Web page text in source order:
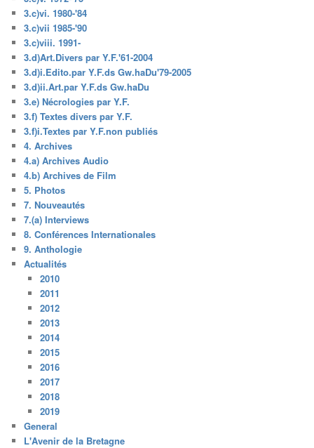
3.c)vi. 1980-'84
3.c)vii 1985-'90
3.c)viii. 1991-
3.d)Art.Divers par Y.F.'61-2004
3.d)i.Edito.par Y.F.ds Gw.haDu'79-2005
3.d)ii.Art.par Y.F.ds Gw.haDu
3.e) Nécrologies par Y.F.
3.f) Textes divers par Y.F.
3.f)i.Textes par Y.F.non publiés
4. Archives
4.a) Archives Audio
4.b) Archives de Film
5. Photos
7. Nouveautés
7.(a) Interviews
8. Conférences Internationales
9. Anthologie
Actualités
2010
2011
2012
2013
2014
2015
2016
2017
2018
2019
General
L'Avenir de la Bretagne